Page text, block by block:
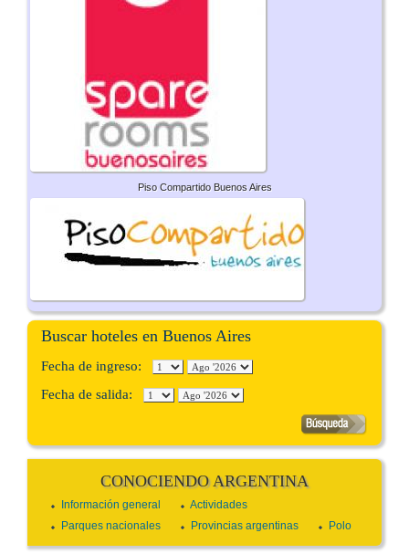
Piso Compartido Buenos Aires
Buscar hoteles en Buenos Aires
Fecha de ingreso:
Fecha de salida:
CONOCIENDO ARGENTINA
Información general
Actividades
Parques nacionales
Provincias argentinas Polo